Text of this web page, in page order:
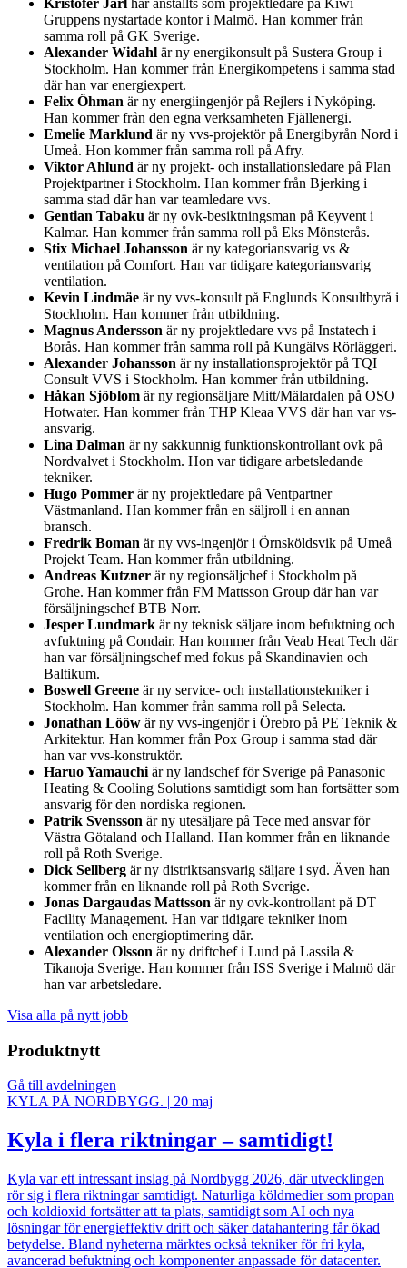
Kristofer Jarl har anställts som projektledare på Kiwi
Gruppens nystartade kontor i Malmö. Han kommer från
samma roll på GK Sverige.
Alexander Widahl är ny energikonsult på Sustera Group i
Stockholm. Han kommer från Energikompetens i samma stad
där han var energiexpert.
Felix Öhman är ny energiingenjör på Rejlers i Nyköping.
Han kommer från den egna verksamheten Fjällenergi.
Emelie Marklund är ny vvs-projektör på Energibyrån Nord i
Umeå. Hon kommer från samma roll på Afry.
Viktor Ahlund är ny projekt- och installationsledare på Plan
Projektpartner i Stockholm. Han kommer från Bjerking i
samma stad där han var teamledare vvs.
Gentian Tabaku är ny ovk-besiktningsman på Keyvent i
Kalmar. Han kommer från samma roll på Eks Mönsterås.
Stix Michael Johansson är ny kategoriansvarig vs &
ventilation på Comfort. Han var tidigare kategoriansvarig
ventilation.
Kevin Lindmäe är ny vvs-konsult på Englunds Konsultbyrå i
Stockholm. Han kommer från utbildning.
Magnus Andersson är ny projektledare vvs på Instatech i
Borås. Han kommer från samma roll på Kungälvs Rörläggeri.
Alexander Johansson är ny installationsprojektör på TQI
Consult VVS i Stockholm. Han kommer från utbildning.
Håkan Sjöblom är ny regionsäljare Mitt/Mälardalen på OSO
Hotwater. Han kommer från THP Kleaa VVS där han var vs-
ansvarig.
Lina Dalman är ny sakkunnig funktionskontrollant ovk på
Nordvalvet i Stockholm. Hon var tidigare arbetsledande
tekniker.
Hugo Pommer är ny projektledare på Ventpartner
Västmanland. Han kommer från en säljroll i en annan
bransch.
Fredrik Boman är ny vvs-ingenjör i Örnsköldsvik på Umeå
Projekt Team. Han kommer från utbildning.
Andreas Kutzner är ny regionsäljchef i Stockholm på
Grohe. Han kommer från FM Mattsson Group där han var
försäljningschef BTB Norr.
Jesper Lundmark är ny teknisk säljare inom befuktning och
avfuktning på Condair. Han kommer från Veab Heat Tech där
han var försäljningschef med fokus på Skandinavien och
Baltikum.
Boswell Greene är ny service- och installationstekniker i
Stockholm. Han kommer från samma roll på Selecta.
Jonathan Lööw är ny vvs-ingenjör i Örebro på PE Teknik &
Arkitektur. Han kommer från Pox Group i samma stad där
han var vvs-konstruktör.
Haruo Yamauchi är ny landschef för Sverige på Panasonic
Heating & Cooling Solutions samtidigt som han fortsätter som
ansvarig för den nordiska regionen.
Patrik Svensson är ny utesäljare på Tece med ansvar för
Västra Götaland och Halland. Han kommer från en liknande
roll på Roth Sverige.
Dick Sellberg är ny distriktsansvarig säljare i syd. Även han
kommer från en liknande roll på Roth Sverige.
Jonas Dargaudas Mattsson är ny ovk-kontrollant på DT
Facility Management. Han var tidigare tekniker inom
ventilation och energioptimering där.
Alexander Olsson är ny driftchef i Lund på Lassila &
Tikanoja Sverige. Han kommer från ISS Sverige i Malmö där
han var arbetsledare.
Visa alla på nytt jobb
Produktnytt
Gå till avdelningen
KYLA PÅ NORDBYGG. | 20 maj
Kyla i flera riktningar – samtidigt!
Kyla var ett intressant inslag på Nordbygg 2026, där utvecklingen
rör sig i flera riktningar samtidigt. Naturliga köldmedier som propan
och koldioxid fortsätter att ta plats, samtidigt som AI och nya
lösningar för energieffektiv drift och säker datahantering får ökad
betydelse. Bland nyheterna märktes också tekniker för fri kyla,
avancerad befuktning och komponenter anpassade för datacenter.